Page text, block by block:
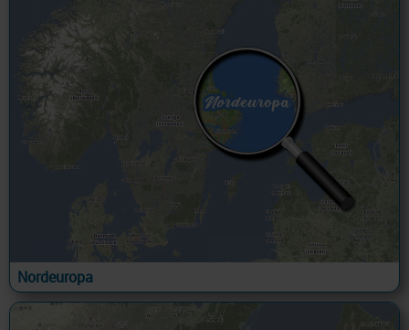
Nordeuropa